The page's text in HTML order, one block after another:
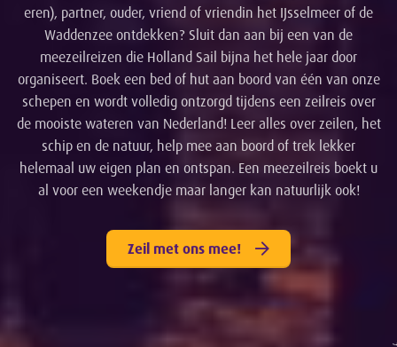
eren), partner, ouder, vriend of vriendin het IJsselmeer of de
Waddenzee ontdekken? Sluit dan aan bij een van de
meezeilreizen die Holland Sail bijna het hele jaar door
organiseert. Boek een bed of hut aan boord van één van onze
schepen en wordt volledig ontzorgd tijdens een zeilreis over
de mooiste wateren van Nederland! Leer alles over zeilen, het
schip en de natuur, help mee aan boord of trek lekker
helemaal uw eigen plan en ontspan. Een meezeilreis boekt u
al voor een weekendje maar langer kan natuurlijk ook!
Zeil met ons mee!